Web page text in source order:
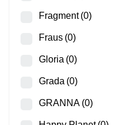
Fragment (0)
Fraus (0)
Gloria (0)
Grada (0)
GRANNA (0)